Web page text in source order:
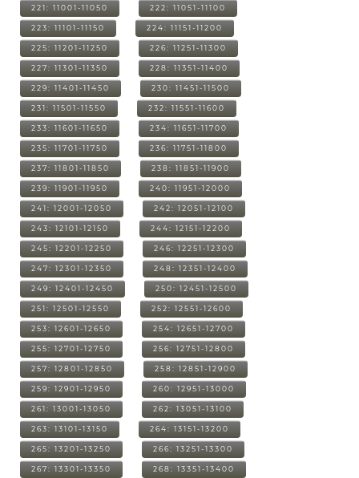
221: 11001-11050 222: 11051-11100
223: 11101-11150 224: 11151-11200
225: 11201-11250 226: 11251-11300
227: 11301-11350 228: 11351-11400
229: 11401-11450 230: 11451-11500
231: 11501-11550 232: 11551-11600
233: 11601-11650 234: 11651-11700
235: 11701-11750 236: 11751-11800
237: 11801-11850 238: 11851-11900
239: 11901-11950 240: 11951-12000
241: 12001-12050 242: 12051-12100
243: 12101-12150 244: 12151-12200
245: 12201-12250 246: 12251-12300
247: 12301-12350 248: 12351-12400
249: 12401-12450 250: 12451-12500
251: 12501-12550 252: 12551-12600
253: 12601-12650 254: 12651-12700
255: 12701-12750 256: 12751-12800
257: 12801-12850 258: 12851-12900
259: 12901-12950 260: 12951-13000
261: 13001-13050 262: 13051-13100
263: 13101-13150 264: 13151-13200
265: 13201-13250 266: 13251-13300
267: 13301-13350 268: 13351-13400